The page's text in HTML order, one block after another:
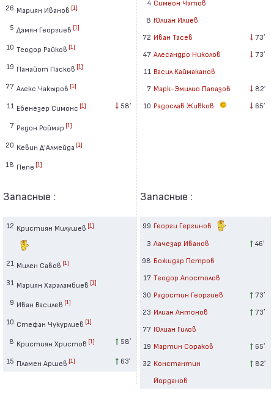
26 Мариян Иванов [1]
5 Дамян Георгиев [1]
10 Теодор Райков [1]
19 Панайот Пасков [1]
77 Алекс Чакыров [1]
11 Ебенезер Симонс [1] 58′
7 Редон Роймар [1]
20 Кевин Д'Алмейда [1]
18 Пепе [1]
Запасные :
12 Кристиян Милушев [1]
21 Милен Савов [1]
31 Мариян Хараламбиев [1]
9 Иван Василев [1]
10 Стефан Чукурлиев [1]
8 Кристиян Христов [1] 58′
15 Пламен Аршев [1] 63′
4 Симеон Чатов
8 Юлиан Илиев
72 Иван Тасев
73′
47 Алесандро Николов
73′
11 Васил Каймаканов
7 Марк-Эмилио Папазов
82′
10 Радослав Живков 65′
Запасные :
99 Георги Гергинов
3 Лачезар Иванов
46′
98 Божидар Петров
17 Теодор Апостолов
30 Радостин Георгиев
73′
23 Илиан Антонов
73′
77 Юлиан Гилов
19 Мартин Сораков
65′
32 Константин
Йорданов
82′